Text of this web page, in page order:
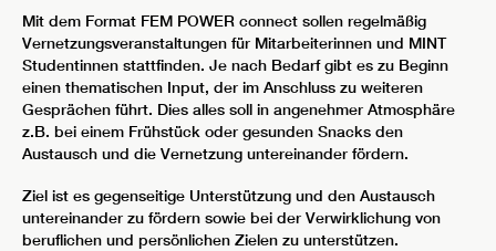
Mit dem Format FEM POWER connect sollen regelmäßig
Vernetzungsveranstaltungen für Mitarbeiterinnen und MINT
Studentinnen stattfinden. Je nach Bedarf gibt es zu Beginn
einen thematischen Input, der im Anschluss zu weiteren
Gesprächen führt. Dies alles soll in angenehmer Atmosphäre
z.B. bei einem Frühstück oder gesunden Snacks den
Austausch und die Vernetzung untereinander fördern.
Ziel ist es gegenseitige Unterstützung und den Austausch
untereinander zu fördern sowie bei der Verwirklichung von
beruflichen und persönlichen Zielen zu unterstützen.